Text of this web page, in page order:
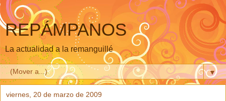
REPÁMPANOS
La actualidad a la remanguillé
▼
viernes, 20 de marzo de 2009